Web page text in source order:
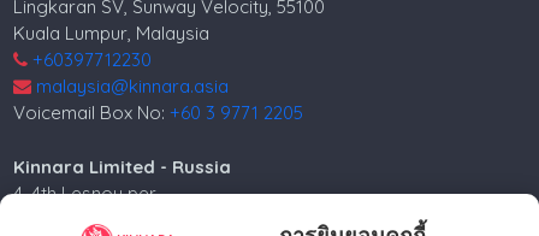
Lingkaran SV, Sunway Velocity, 55100
Kuala Lumpur, Malaysia
+60397712230
malaysia@kinnara.asia
Voicemail Box No:+60 3 9771 2205
Kinnara Limited - Russia
4, 4th Lesnoy per.